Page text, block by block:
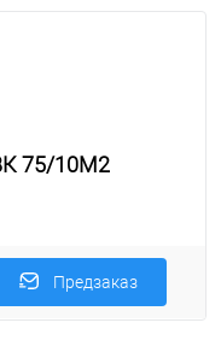
75/10М2
Предзаказ